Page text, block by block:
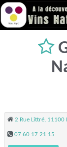
2 Rue Littré, 11100
07 60 17 21 15